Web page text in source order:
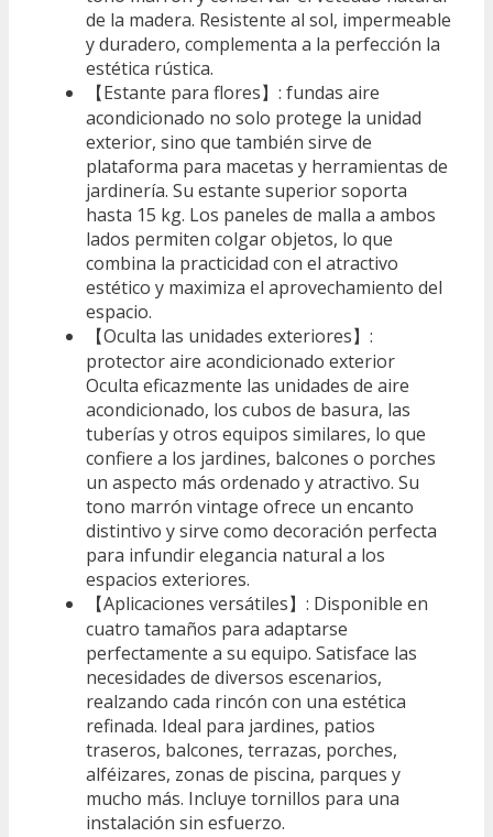
de la madera. Resistente al sol, impermeable
y duradero, complementa a la perfección la
estética rústica.
【Estante para flores】: fundas aire
acondicionado no solo protege la unidad
exterior, sino que también sirve de
plataforma para macetas y herramientas de
jardinería. Su estante superior soporta
hasta 15 kg. Los paneles de malla a ambos
lados permiten colgar objetos, lo que
combina la practicidad con el atractivo
estético y maximiza el aprovechamiento del
espacio.
【Oculta las unidades exteriores】:
protector aire acondicionado exterior
Oculta eficazmente las unidades de aire
acondicionado, los cubos de basura, las
tuberías y otros equipos similares, lo que
confiere a los jardines, balcones o porches
un aspecto más ordenado y atractivo. Su
tono marrón vintage ofrece un encanto
distintivo y sirve como decoración perfecta
para infundir elegancia natural a los
espacios exteriores.
【Aplicaciones versátiles】: Disponible en
cuatro tamaños para adaptarse
perfectamente a su equipo. Satisface las
necesidades de diversos escenarios,
realzando cada rincón con una estética
refinada. Ideal para jardines, patios
traseros, balcones, terrazas, porches,
alféizares, zonas de piscina, parques y
mucho más. Incluye tornillos para una
instalación sin esfuerzo.